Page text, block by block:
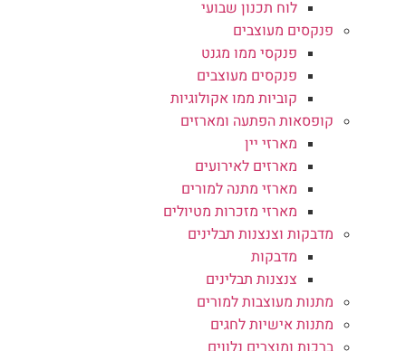
לוח תכנון שבועי
פנקסים מעוצבים
פנקסי ממו מגנט
פנקסים מעוצבים
קוביות ממו אקולוגיות
קופסאות הפתעה ומארזים
מארזי יין
מארזים לאירועים
מארזי מתנה למורים
מארזי מזכרות מטיולים
מדבקות וצנצנות תבלינים
מדבקות
צנצנות תבלינים
מתנות מעוצבות למורים
מתנות אישיות לחגים